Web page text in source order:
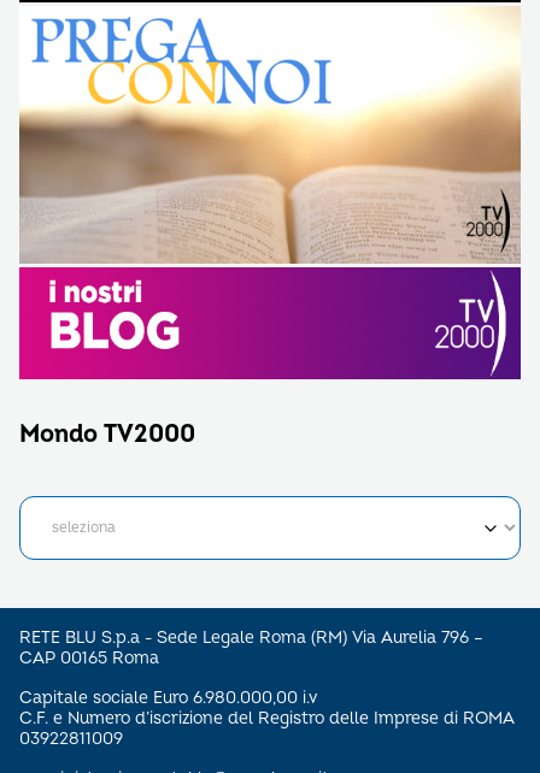
Mondo TV2000
RETE BLU S.p.a - Sede Legale Roma (RM) Via Aurelia 796 –
CAP 00165 Roma
Capitale sociale Euro 6.980.000,00 i.v
C.F. e Numero d’iscrizione del Registro delle Imprese di ROMA
03922811009